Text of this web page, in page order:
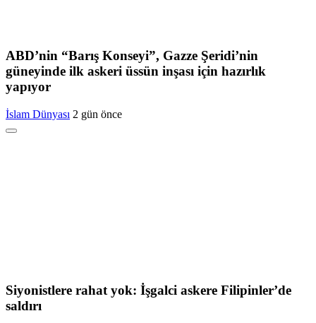
ABD’nin “Barış Konseyi”, Gazze Şeridi’nin
güneyinde ilk askeri üssün inşası için hazırlık
yapıyor
İslam Dünyası 2 gün önce
Siyonistlere rahat yok: İşgalci askere Filipinler’de
saldırı